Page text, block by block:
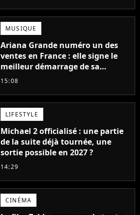
MUSIQUE
Ariana Grande numéro un des
ventes en France : elle signe le
meilleur démarrage de sa
carrière avec son album Petal
15:08
LIFESTYLE
Michael 2 officialisé : une partie
de la suite déjà tournée, une
sortie possible en 2027 ?
14:29
CINÉMA